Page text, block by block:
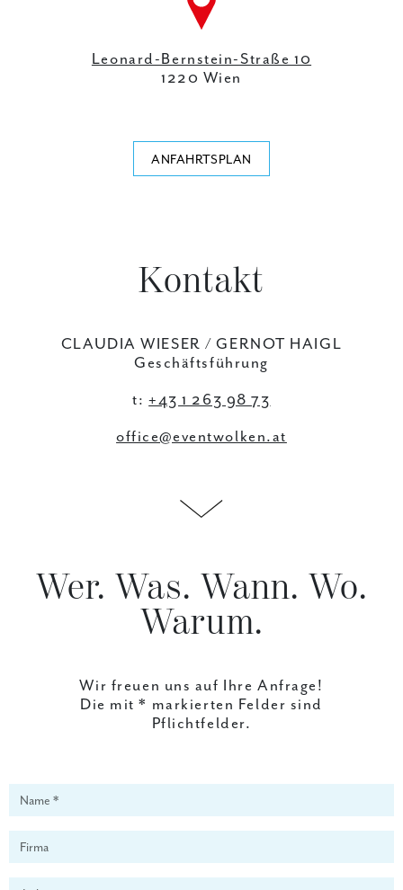
Leonard-Bernstein-Straße 10
1220 Wien
ANFAHRTSPLAN
Kontakt
CLAUDIA WIESER / GERNOT HAIGL
Geschäftsführung
t:+43 1 263 98 73
office@eventwolken.at
Wer. Was. Wann. Wo.
Warum.
Wir freuen uns auf Ihre Anfrage!
Die mit * markierten Felder sind
Pflichtfelder.